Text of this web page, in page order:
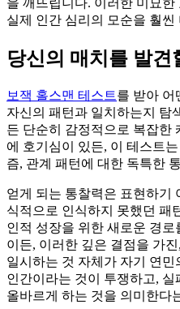
을 깨뜨립니다. 이러한 미묘
실제 인간 심리의 모순을 훨
당신의 매치를 발견
보잭 홀스맨 테스트를 받아 어
자신의 패턴과 일치하는지 탐
든 단순히 감정적으로 복잡한
에 호기심이 있든, 이 테스트
즘, 관계 패턴에 대한 독특한
얻게 되는 통찰력은 표현하기
식적으로 인식하지 못했던 패
인적 성장을 위한 새로운 경
이든, 이러한 깊은 결점을 가
일시하는 것 자체가 자기 연
인간이라는 것이 투쟁하고,
올바르게 하는 것을 의미한다